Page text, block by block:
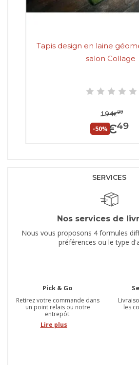
Tapis design en laine
salon Collage
-50%
194€99
97€49
SERVICES
Nos services de
Nous vous proposons 4 formules
préférences ou le type
Pick & Go
Retirez votre commande dans
un point relais ou notre
entrepôt.
Lire plus
les